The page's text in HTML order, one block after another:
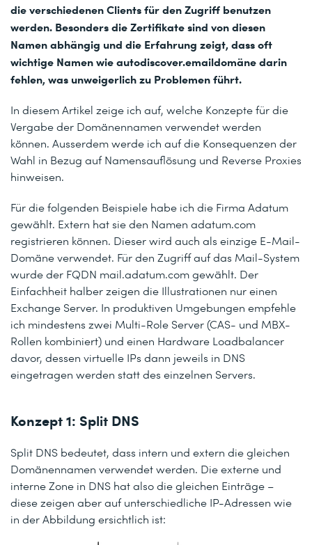
die verschiedenen Clients für den Zugriff benutzen
werden. Besonders die Zertifikate sind von diesen
Namen abhängig und die Erfahrung zeigt, dass oft
wichtige Namen wie autodiscover.emaildomäne darin
fehlen, was unweigerlich zu Problemen führt.
In diesem Artikel zeige ich auf, welche Konzepte für die
Vergabe der Domänennamen verwendet werden
können. Ausserdem werde ich auf die Konsequenzen der
Wahl in Bezug auf Namensauflösung und Reverse Proxies
hinweisen.
Für die folgenden Beispiele habe ich die Firma Adatum
gewählt. Extern hat sie den Namen adatum.com
registrieren können. Dieser wird auch als einzige E-Mail-
Domäne verwendet. Für den Zugriff auf das Mail-System
wurde der FQDN mail.adatum.com gewählt. Der
Einfachheit halber zeigen die Illustrationen nur einen
Exchange Server. In produktiven Umgebungen empfehle
ich mindestens zwei Multi-Role Server (CAS- und MBX-
Rollen kombiniert) und einen Hardware Loadbalancer
davor, dessen virtuelle IPs dann jeweils in DNS
eingetragen werden statt des einzelnen Servers.
Konzept 1: Split DNS
Split DNS bedeutet, dass intern und extern die gleichen
Domänennamen verwendet werden. Die externe und
interne Zone in DNS hat also die gleichen Einträge –
diese zeigen aber auf unterschiedliche IP-Adressen wie
in der Abbildung ersichtlich ist: